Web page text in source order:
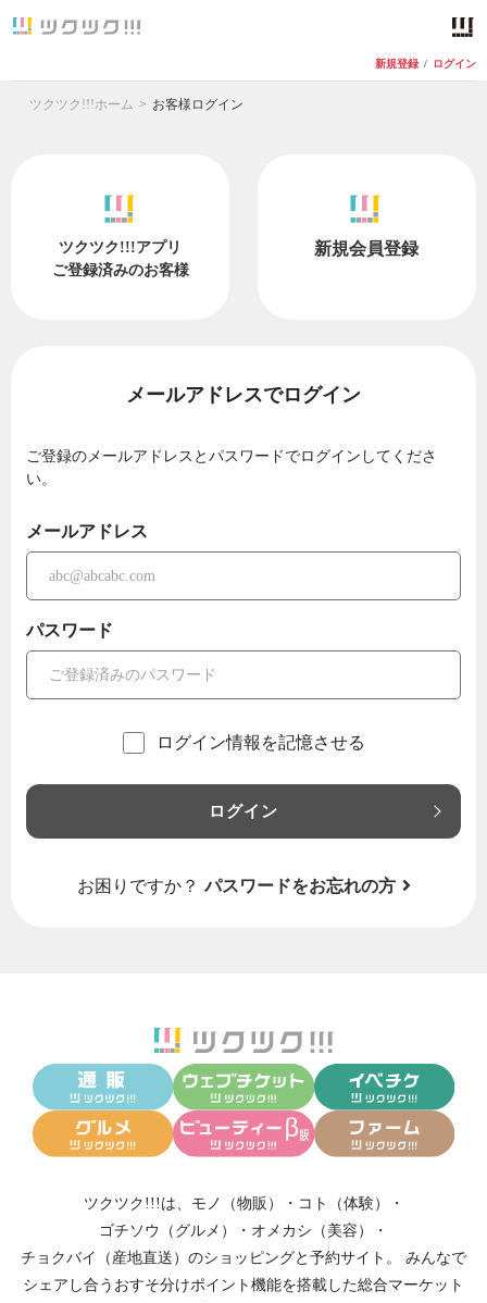
新規登録 / ログイン
ツクツク!!!ホーム お客様ログイン
ツクツク!!!アプリ
ご登録済みのお客様
新規会員登録
メールアドレスでログイン
ご登録のメールアドレスとパスワードでログインしてくださ
い。
メールアドレス
パスワード
ログイン情報を記憶させる
ログイン
お困りですか？ パスワードをお忘れの方
ツクツク!!!は、 モノ（物販） ・ コト（体験）
・
ゴチソウ（グルメ）
・ オメカシ（美容）
・
チョクバイ（産地直送） のショッピングと予約サイト。
みんなで
シェアし合う おすそ分けポイント機能を搭載した総合マーケット